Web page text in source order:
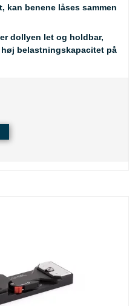
kan benene låses sammen
dollyen let og holdbar,
belastningskapacitet på